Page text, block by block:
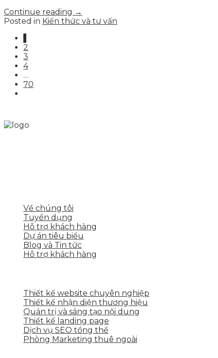
Continue reading →
Posted in Kiến thức và tư vấn
2
3
4
…
70
Về chúng tôi
Tuyển dụng
Hỗ trợ khách hàng
Dự án tiêu biểu
Blog và Tin tức
Hỗ trợ khách hàng
Thiết kế website chuyên nghiệp
Thiết kế nhận diện thương hiệu
Quản trị và sáng tạo nội dung
Thiết kế landing page
Dịch vụ SEO tổng thể
Phòng Marketing thuê ngoài